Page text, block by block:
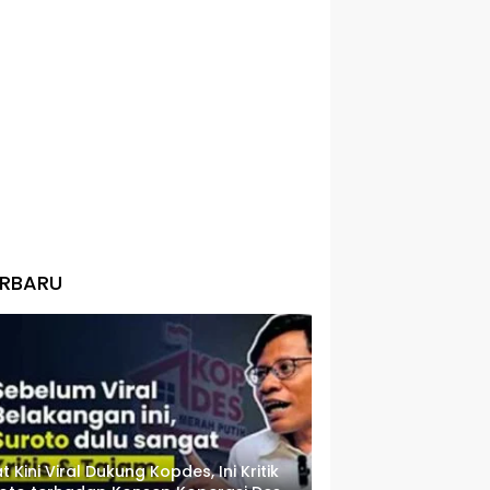
Kini Viral Dukung Kopdes, Ini Kritik